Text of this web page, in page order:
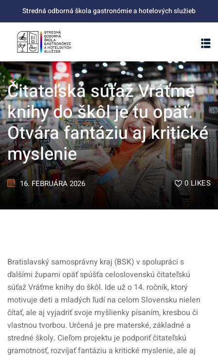
content
Stredná odborná škola gastronómie a hotelových služieb
Čitateľská súťaž Vráťme
knihy do škôl je tu opäť.
Otvára fantáziu aj kritické
myslenie
16. FEBRUÁRA 2026 0 LIKES
Bratislavský samosprávny kraj (BSK) v spolupráci s
ďalšími župami opäť spúšťa celoslovenskú čitateľskú
súťaž Vráťme knihy do škôl. Ide už o 14. ročník, ktorý
motivuje deti a mladých ľudí na celom Slovensku nielen
čítať, ale aj vyjadriť svoje myšlienky písaním, kresbou či
vlastnou tvorbou. Určená je pre materské, základné a
stredné školy. Cieľom projektu je podporiť čitateľskú
gramotnosť, rozvíjať fantáziu a kritické myslenie, ale aj